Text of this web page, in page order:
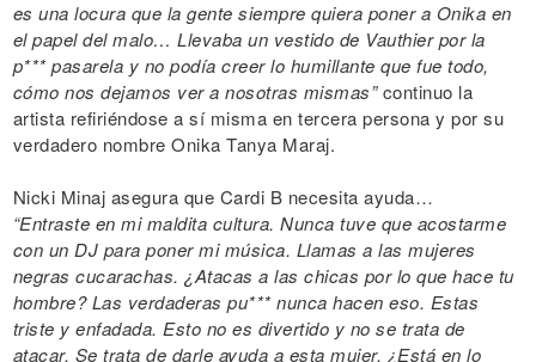
es una locura que la gente siempre quiera poner a Onika en
el papel del malo… Llevaba un vestido de Vauthier por la
p*** pasarela y no podía creer lo humillante que fue todo,
cómo nos dejamos ver a nosotras mismas”continuo la
artista refiriéndose a sí misma en tercera persona y por su
verdadero nombre Onika Tanya Maraj.
Nicki Minaj asegura que Cardi B necesita ayuda…
“Entraste en mi maldita cultura. Nunca tuve que acostarme
con un DJ para poner mi música. Llamas a las mujeres
negras cucarachas. ¿Atacas a las chicas por lo que hace tu
hombre? Las verdaderas pu*** nunca hacen eso. Estas
triste y enfadada. Esto no es divertido y no se trata de
atacar. Se trata de darle ayuda a esta mujer. ¿Está en lo